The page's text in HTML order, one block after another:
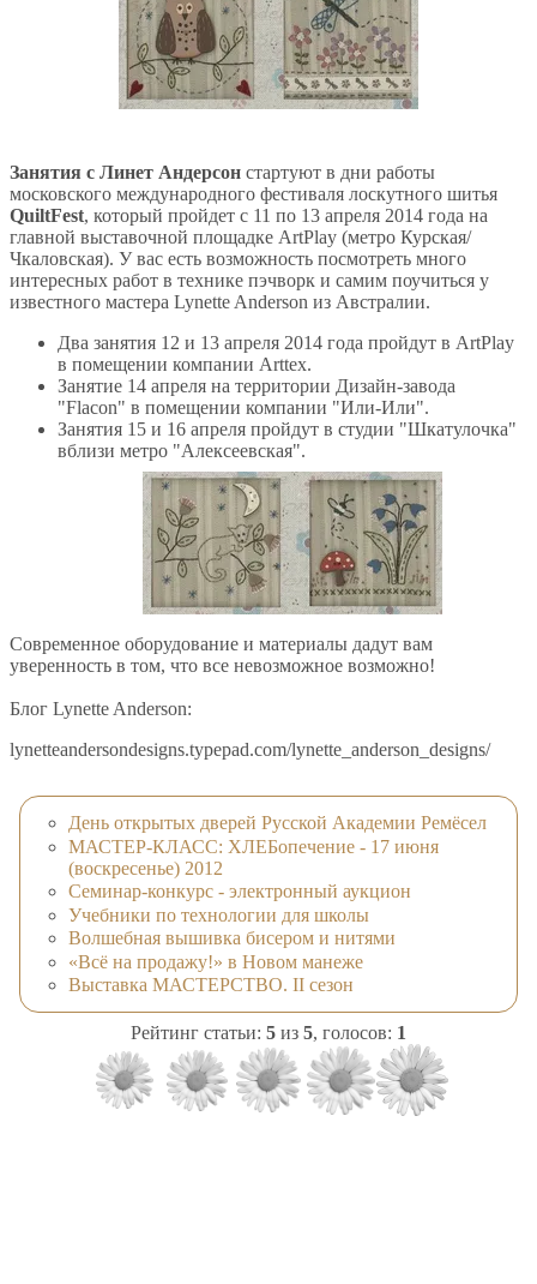
Занятия с Линет Андерсон стартуют в дни работы
московского международного фестиваля лоскутного шитья
QuiltFest, который пройдет с 11 по 13 апреля 2014 года на
главной выставочной площадке ArtPlay (метро Курская/
Чкаловская). У вас есть возможность посмотреть много
интересных работ в технике пэчворк и самим поучиться у
известного мастера Lynette Anderson из Австралии.
Два занятия 12 и 13 апреля 2014 года пройдут в ArtPlay
в помещении компании Arttex.
Занятие 14 апреля на территории Дизайн-завода
"Flacon" в помещении компании "Или-Или".
Занятия 15 и 16 апреля пройдут в студии "Шкатулочка"
вблизи метро "Алексеевская".
Современное оборудование и материалы дадут вам
уверенность в том, что все невозможное возможно!
Блог Lynette Anderson:
lynetteandersondesigns.typepad.com/lynette_anderson_designs/
День открытых дверей Русской Академии Ремёсел
МАСТЕР-КЛАСС: ХЛЕБопечение - 17 июня
(воскресенье) 2012
Семинар-конкурс - электронный аукцион
Учебники по технологии для школы
Волшебная вышивка бисером и нитями
«Всё на продажу!» в Новом манеже
Выставка МАСТЕРСТВО. II сезон
Рейтинг статьи: 5 из 5, голосов: 1